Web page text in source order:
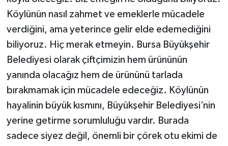
Köylünün nasıl zahmet ve emeklerle mücadele
verdiğini, ama yeterince gelir elde edemediğini
biliyoruz. Hiç merak etmeyin. Bursa Büyükşehir
Belediyesi olarak çiftçimizin hem ürününün
yanında olacağız hem de ürününü tarlada
bırakmamak için mücadele edeceğiz. Köylünün
hayalinin büyük kısmını, Büyükşehir Belediyesi’nin
yerine getirme sorumluluğu vardır. Burada
sadece siyez değil, önemli bir çörek otu ekimi de